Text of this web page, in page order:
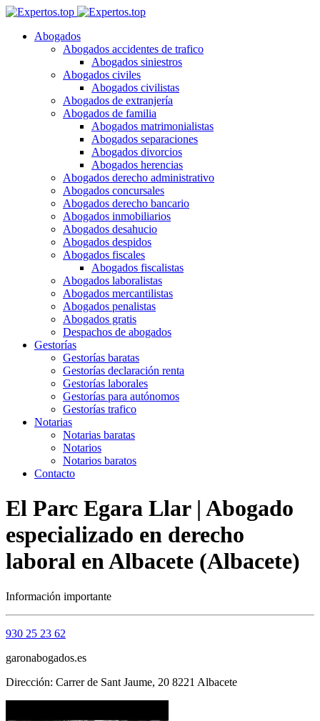
Abogados
Abogados accidentes de trafico
Abogados siniestros
Abogados civiles
Abogados civilistas
Abogados de extranjería
Abogados de familia
Abogados matrimonialistas
Abogados separaciones
Abogados divorcios
Abogados herencias
Abogados derecho administrativo
Abogados concursales
Abogados derecho bancario
Abogados inmobiliarios
Abogados desahucio
Abogados despidos
Abogados fiscales
Abogados fiscalistas
Abogados laboralistas
Abogados mercantilistas
Abogados penalistas
Abogados gratis
Despachos de abogados
Gestorías
Gestorías baratas
Gestorías declaración renta
Gestorías laborales
Gestorías para autónomos
Gestorías trafico
Notarias
Notarias baratas
Notarios
Notarios baratos
Contacto
El Parc Egara Llar | Abogado
especializado en derecho
laboral en Albacete (Albacete)
Información importante
930 25 23 62
garonabogados.es
Dirección: Carrer de Sant Jaume, 20 8221 Albacete